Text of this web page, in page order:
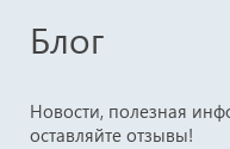
Блог
Новости, полезная
оставляйте отзывы!